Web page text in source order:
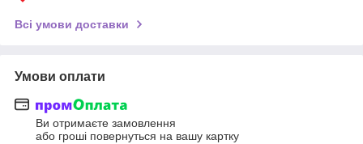
Всі умови доставки
Умови оплати
Ви отримаєте замовлення
або гроші повернуться на вашу картку